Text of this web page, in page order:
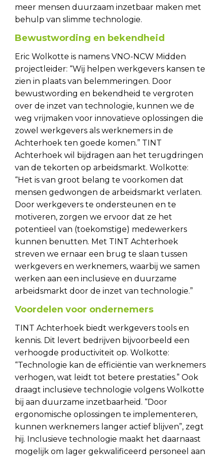
meer mensen duurzaam inzetbaar maken met
behulp van slimme technologie.
Bewustwording en bekendheid
Eric Wolkotte is namens VNO-NCW Midden
projectleider: “Wij helpen werkgevers kansen te
zien in plaats van belemmeringen. Door
bewustwording en bekendheid te vergroten
over de inzet van technologie, kunnen we de
weg vrijmaken voor innovatieve oplossingen die
zowel werkgevers als werknemers in de
Achterhoek ten goede komen.” TINT
Achterhoek wil bijdragen aan het terugdringen
van de tekorten op arbeidsmarkt. Wolkotte:
“Het is van groot belang te voorkomen dat
mensen gedwongen de arbeidsmarkt verlaten.
Door werkgevers te ondersteunen en te
motiveren, zorgen we ervoor dat ze het
potentieel van (toekomstige) medewerkers
kunnen benutten. Met TINT Achterhoek
streven we ernaar een brug te slaan tussen
werkgevers en werknemers, waarbij we samen
werken aan een inclusieve en duurzame
arbeidsmarkt door de inzet van technologie.”
Voordelen voor ondernemers
TINT Achterhoek biedt werkgevers tools en
kennis. Dit levert bedrijven bijvoorbeeld een
verhoogde productiviteit op. Wolkotte:
“Technologie kan de efficiëntie van werknemers
verhogen, wat leidt tot betere prestaties.” Ook
draagt inclusieve technologie volgens Wolkotte
bij aan duurzame inzetbaarheid. “Door
ergonomische oplossingen te implementeren,
kunnen werknemers langer actief blijven”, zegt
hij. Inclusieve technologie maakt het daarnaast
mogelijk om lager gekwalificeerd personeel aan